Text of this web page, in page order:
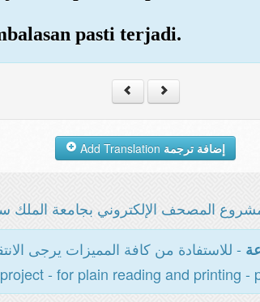
pasti terjadi.
إضافة ترجمة
المصحف الإلكتروني بجامعة الملك
- للاستفادة من كافة المميزات يرجى
- for plain reading and printing -